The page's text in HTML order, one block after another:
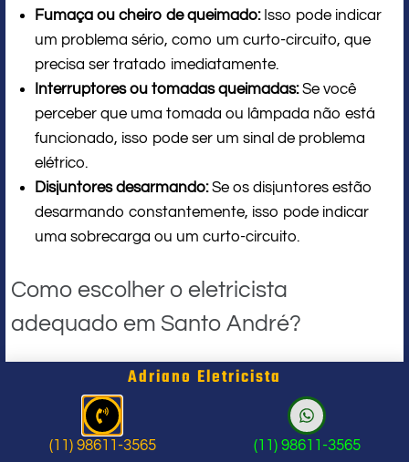
Fumaça ou cheiro de queimado:Isso pode indicar
um problema sério, como um curto-circuito, que
precisa ser tratado imediatamente.
Interruptores ou tomadas queimadas:Se você
perceber que uma tomada ou lâmpada não está
funcionado, isso pode ser um sinal de problema
elétrico.
Disjuntores desarmando:Se os disjuntores estão
desarmando constantemente, isso pode indicar
uma sobrecarga ou um curto-circuito.
Como escolher o eletricista
adequado em Santo André?
Escolher o eletricista certo é crucial para garantir um
serviço de qualidade. Aqui estão algumas dicas para
ajudar na sua decisão:
Certificação e Licença: Certifique-se de que o
Adriano Eletricista
(11) 98611-3565 (11) 98611-3565